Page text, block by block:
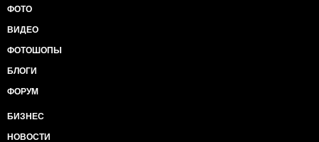
ФОТО
ВИДЕО
ФОТОШОПЫ
БЛОГИ
ФОРУМ
БИЗНЕС
НОВОСТИ